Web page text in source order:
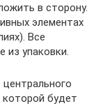
в сторону.
элементах
Все
из упаковки.
которой будет